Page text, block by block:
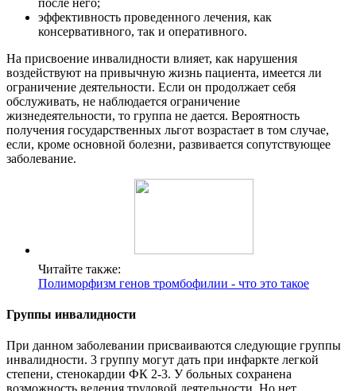
эффективность проведенного лечения, как
консервативного, так и оперативного.
На присвоение инвалидности влияет, как нарушения
воздействуют на привычную жизнь пациента, имеется ли
ограничение деятельности. Если он продолжает себя
обслуживать, не наблюдается ограничение
жизнедеятельности, то группа не дается. Вероятность
получения государственных льгот возрастает в том случае,
если, кроме основной болезни, развивается сопутствующее
заболевание.
Читайте также:
Полиморфизм генов тромбофилии - что это такое
Группы инвалидности
При данном заболевании присваиваются следующие группы
инвалидности. 3 группу могут дать при инфаркте легкой
степени, стенокардии ФК 2-3. У больных сохранена